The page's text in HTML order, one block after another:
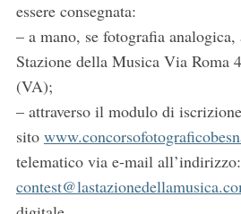
essere consegnata:
– a mano, se fotografia
Stazione della Musica Via Roma
(VA);
– attraverso il modulo di
sito
telematico via e-mail all’indirizzo: